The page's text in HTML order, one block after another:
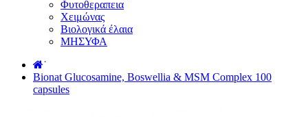
Φυτοθεραπεια
Χειμώνας
Βιολογικά έλαια
ΜΗΣΥΦΑ
˙
Bionat Glucosamine, Boswellia & MSM Complex 100
capsules